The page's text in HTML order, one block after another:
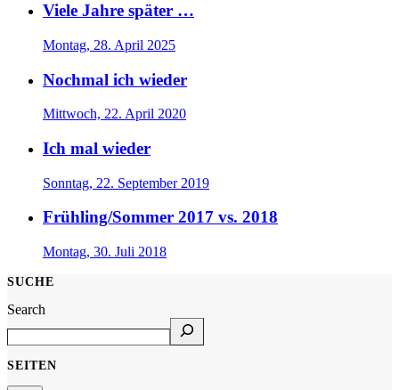
Viele Jahre später …
Montag, 28. April 2025
Nochmal ich wieder
Mittwoch, 22. April 2020
Ich mal wieder
Sonntag, 22. September 2019
Frühling/Sommer 2017 vs. 2018
Montag, 30. Juli 2018
SUCHE
Search
SEITEN